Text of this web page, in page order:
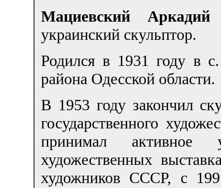
Мациевский
украинский скульптор.
Родился в 1931 году в
района Одесской области.
В 1953 году закончил
государственного
принимал активное
художественных
художников СССР, с